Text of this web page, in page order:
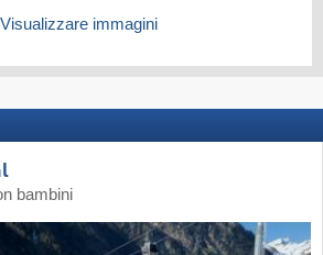
immagini
bambini